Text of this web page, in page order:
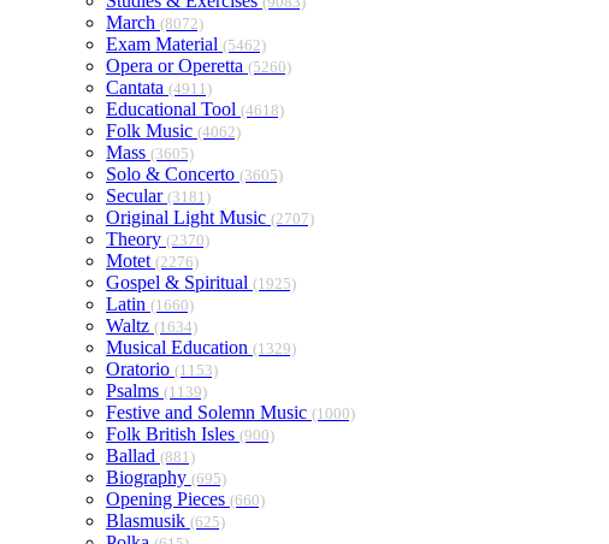
March (8072)
Exam Material (5462)
Opera or Operetta (5260)
Cantata (4911)
Educational Tool (4618)
Folk Music (4062)
Mass (3605)
Solo & Concerto (3605)
Secular (3181)
Original Light Music (2707)
Theory (2370)
Motet (2276)
Gospel & Spiritual (1925)
Latin (1660)
Waltz (1634)
Musical Education (1329)
Oratorio (1153)
Psalms (1139)
Festive and Solemn Music (1000)
Folk British Isles (900)
Ballad (881)
Biography (695)
Opening Pieces (660)
Blasmusik (625)